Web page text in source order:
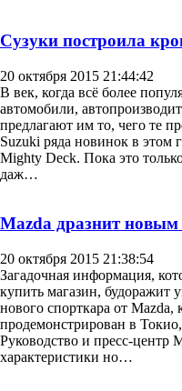
Сузуки построила
20 октября 2015 21:44:42
В век, когда всё более
автомобили,
предлагают им то, чего те
Suzuki ряда новинок в этом
Mighty Deck. Пока это
даж…
Mazda дразнит
20 октября 2015 21:38:54
Загадочная информация,
купить магазин, будоражит
нового спорткара от Mazda,
продемонстрирован в
Руководство и пресс-центр
характеристики но…